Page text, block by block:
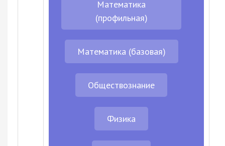
Математика
(профильная)
Математика (базовая)
Обществознание
Физика